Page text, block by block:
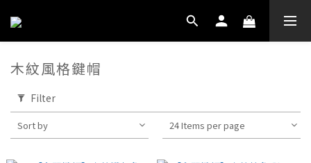
木紋風格鍵帽
Filter
Sort by 24 Items per page